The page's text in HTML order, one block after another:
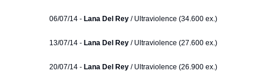
06/07/14 - Lana Del Rey/ Ultraviolence (34.600 ex.)
13/07/14 -Lana Del Rey / Ultraviolence (27.600 ex.)
20/07/14 -Lana Del Rey/ Ultraviolence (26.900 ex.)